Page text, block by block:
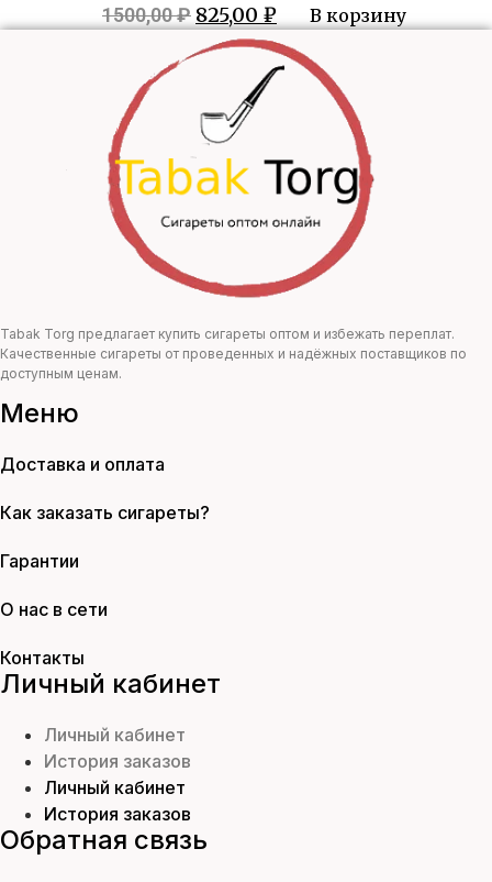
1500,00₽ Первоначальная
цена
составляла
1500,00 ₽.
825,00 ₽ Текущая
цена:
825,00 ₽.
В корзину
Tabak Torg предлагает купить сигареты оптом и избежать переплат.
Качественные сигареты от проведенных и надёжных поставщиков по
доступным ценам.
Меню
Доставка и оплата
Как заказать сигареты?
Гарантии
О нас в сети
Контакты
Личный кабинет
Личный кабинет
История заказов
Личный кабинет
История заказов
Обратная связь